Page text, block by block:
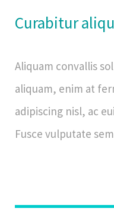
Curabitur
Aliquam convallis
aliquam, enim at
adipiscing nisl, ac
Fusce vulputate